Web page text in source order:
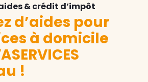
& crédit d’impôt
d’aides pour
à domicile
!